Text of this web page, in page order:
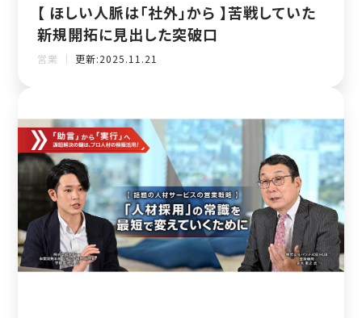
【 ほしい人脈は「社外」から 】苦戦していた
新規開拓に見出した突破口
営業 ｜ 更新:2025.11.21